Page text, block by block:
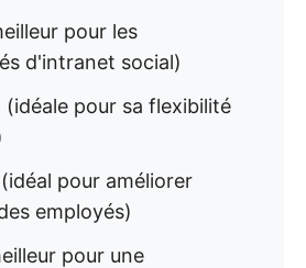
pour les
d'intranet social)
(idéale pour sa flexibilité
pour améliorer
employés)
pour une